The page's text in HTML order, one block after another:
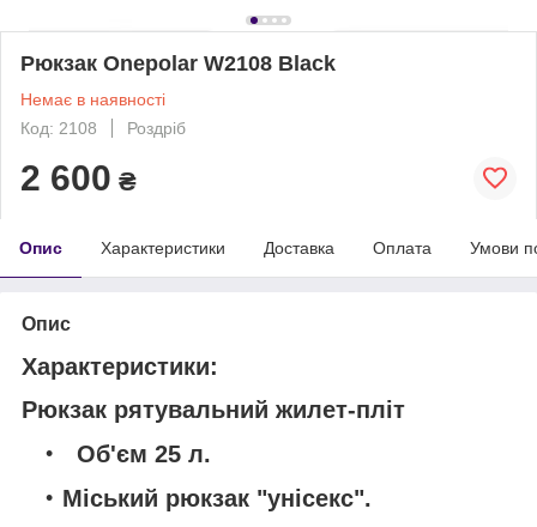
Рюкзак Onepolar W2108 Black
Немає в наявності
Код: 2108
Роздріб
2 600 ₴
Опис Характеристики Доставка Оплата Умови
Опис
Характеристики:
Рюкзак рятувальний жилет-пліт
Об'єм 25 л.
Міський рюкзак "унісекс".